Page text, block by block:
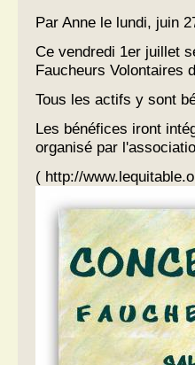
Par Anne le lundi, juin
Ce vendredi 1er juillet
Faucheurs Volontaires
Tous les actifs y sont
Les bénéfices iront
organisé par
( http://